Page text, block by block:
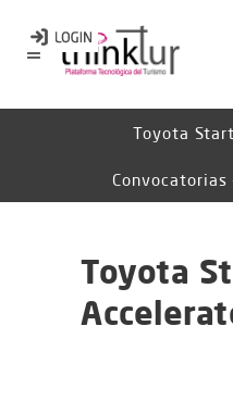
Toyota
Convocatorias
Toyota